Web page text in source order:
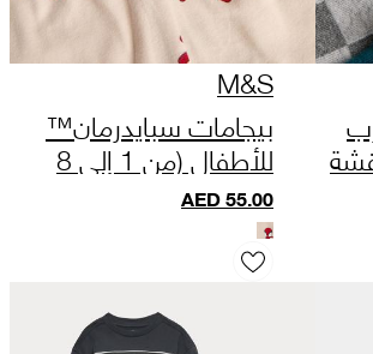
الشطرنج (مقاس 6 صغير
M&S
بيجامات سبايدرمان™
للأطفال (من 1 إلى 8
سنوات)
AED55.00